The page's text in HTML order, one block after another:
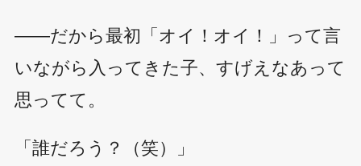
――だから最初「オイ！オイ！」って言
いながら入ってきた子、すげえなあって
思ってて。
「誰だろう？（笑）」